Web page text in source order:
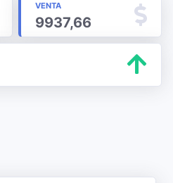
VENTA
9937,66